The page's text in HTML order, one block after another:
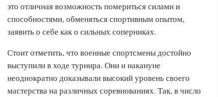
это отличная возможность помериться силами и
способностями, обменяться спортивным опытом,
заявить о себе как о сильных соперниках.
Стоит отметить, что военные спортсмены достойно
выступили в ходе турнира. Они и накануне
неоднократно доказывали высокий уровень своего
мастерства на различных соревнованиях. Так, в число